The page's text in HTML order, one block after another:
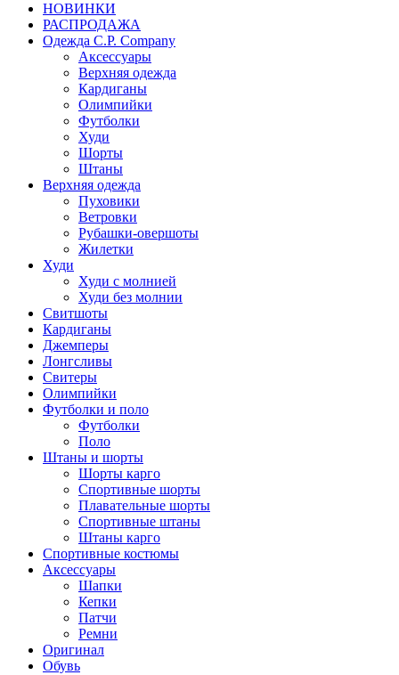
НОВИНКИ
РАСПРОДАЖА
Одежда C.P. Сompany
Аксессуары
Верхняя одежда
Кардиганы
Олимпийки
Футболки
Худи
Шорты
Штаны
Верхняя одежда
Пуховики
Ветровки
Рубашки-овершоты
Жилетки
Худи
Худи с молнией
Худи без молнии
Свитшоты
Кардиганы
Джемперы
Лонгсливы
Свитеры
Олимпийки
Футболки и поло
Футболки
Поло
Штаны и шорты
Шорты карго
Спортивные шорты
Плавательные шорты
Спортивные штаны
Штаны карго
Спортивные костюмы
Аксессуары
Шапки
Кепки
Патчи
Ремни
Оригинал
Обувь